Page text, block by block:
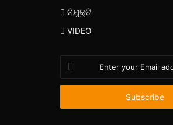
ନିଯୁକ୍ତି
VIDEO
your
Email